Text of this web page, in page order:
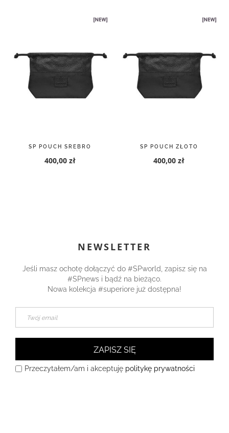
SP POUCH SREBRO
400,00 zł
SP POUCH ZŁOTO
400,00 zł
NEWSLETTER
Jeśli masz ochotę dołączyć do #SPworld, zapisz się na
#SPnews i bądź na bieżąco.
Nowa kolekcja #superiore już dostępna!
ZAPISZ SIĘ
Przeczytałem/am i akceptuję politykę prywatności